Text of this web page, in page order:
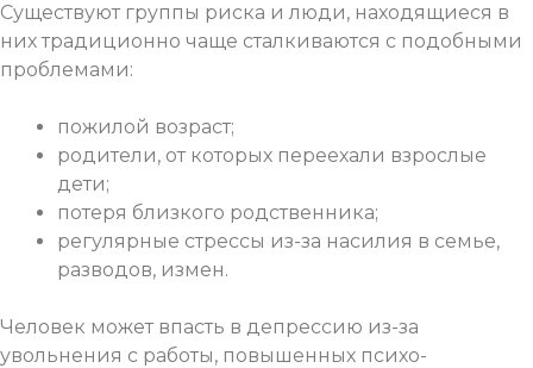
Существуют группы риска и люди, находящиеся в
них традиционно чаще сталкиваются с подобными
проблемами:
пожилой возраст;
родители, от которых переехали взрослые
дети;
потеря близкого родственника;
регулярные стрессы из-за насилия в семье,
разводов, измен.
Человек может впасть в депрессию из-за
увольнения с работы, повышенных психо-